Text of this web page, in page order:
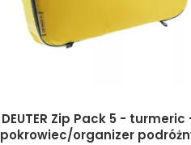
DEUTER Zip Pack 5 - turmeric
pokrowiec/organizer